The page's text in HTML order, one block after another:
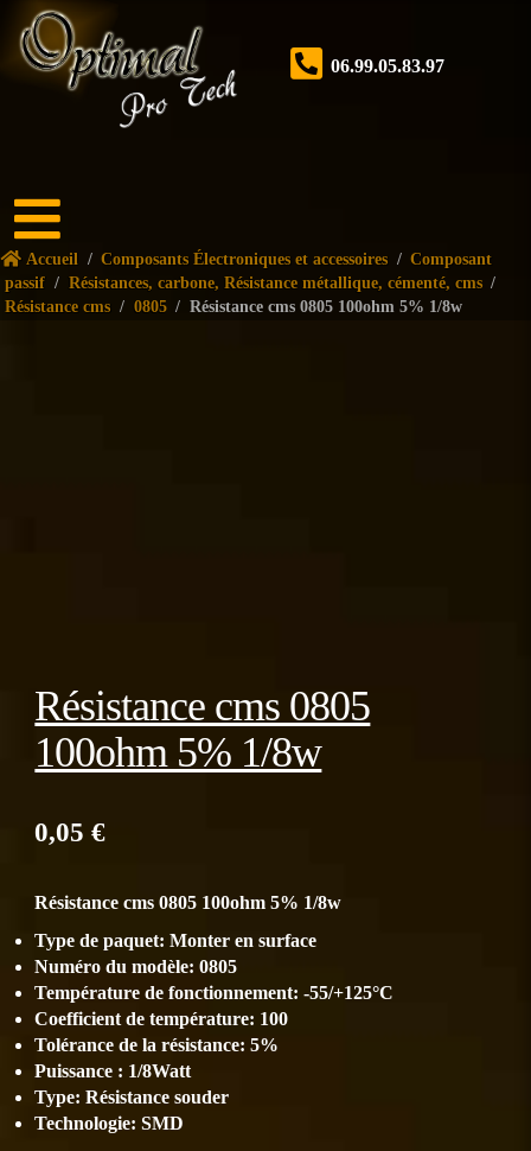
06.99.05.83.97
Accueil
Boutique
Accueil / Composants Électroniques et accessoires / Composant
passif / Résistances, carbone, Résistance métallique, cémenté, cms /
Résistance cms / 0805 / Résistance cms 0805 100ohm 5% 1/8w
Résistance cms 0805
100ohm 5% 1/8w
0,05€
Résistance cms 0805 100ohm 5% 1/8w
Type de paquet: Monter en surface
Numéro du modèle: 0805
Température de fonctionnement: -55/+125°C
Coefficient de température: 100
Tolérance de la résistance: 5%
Puissance : 1/8Watt
Type: Résistance souder
Technologie: SMD